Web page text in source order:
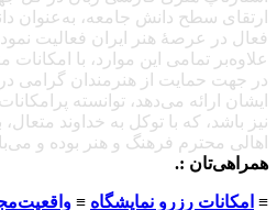
ارتقای سطح دانش جامعه، به‌عنوان
فعال در عرصهٔ هنر ایران فعالیت
علاوه‌بر تمامی این موارد، با
در جهت حمایت از هنرمندان گرامی در
ایشان ارائه می‌دهد، توانسته
نیز باشد، که با توکل به خداوند
اهالی محترم فرهنگ و هنر بوده و
همراهی‌تان :.
≡ امکانات رزرو نمایشگاه ≡